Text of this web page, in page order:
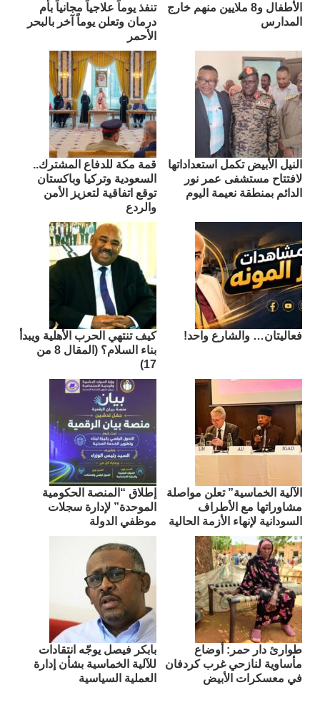
الأطفال و8 ملايين منهم خارج
المدارس
تنفذ يوماً علاجياً مجانياً بأم
درمان وتعلن يوماً آخر بالبحر
الأحمر
النيل الأبيض تكمل استعداداتها
لافتتاح مستشفى عمر نور
الدائم بمنطقة نعيمة اليوم
قمة مكة للدفاع المشترك..
السعودية وتركيا وباكستان
توقع اتفاقية لتعزيز الأمن
والردع
فعاليتان… والشارع واحد!
كيف تنتهي الحرب الأهلية ويبدأ
بناء السلام؟ (المقال 8 من
17)
الآلية الخماسية” تعلن مواصلة
مشاوراتها مع الأطراف
السودانية لإنهاء الأزمة الحالية
إطلاق “المنصة الحكومية
الموحدة” لإدارة سجلات
موظفي الدولة
طوارئ دار حمر: أوضاع
مأساوية لنازحي غرب كردفان
في معسكرات الأبيض
بابكر فيصل يوجّه انتقادات
للآلية الخماسية بشأن إدارة
العملية السياسية